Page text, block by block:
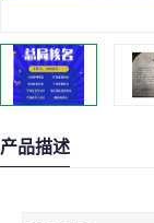
产品描述